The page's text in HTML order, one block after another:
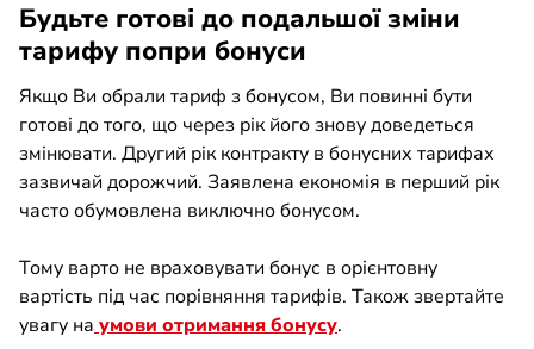
Будьте готові до подальшої зміни
тарифу попри бонуси
Якщо Ви обрали тариф з бонусом, Ви повинні бути
готові до того, що через рік його знову доведеться
змінювати. Другий рік контракту в бонусних тарифах
зазвичай дорожчий. Заявлена економія в перший рік
часто обумовлена виключно бонусом.
Тому варто не враховувати бонус в орієнтовну
вартість під час порівняння тарифів. Також звертайте
увагу на умови отримання бонусу.